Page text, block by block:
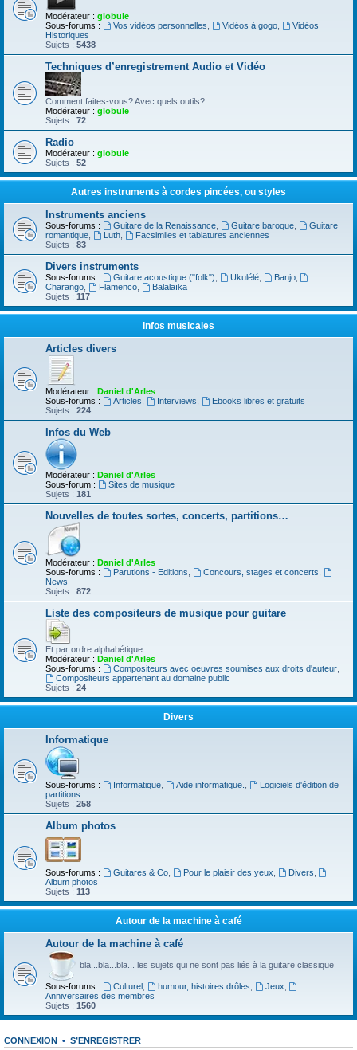
Modérateur : globule
Sous-forums :
Vos vidéos personnelles Vidéos à gogo,
Vidéos
Historiques
Sujets : 5438
Techniques d’enregistrement Audio et Vidéo
Comment faites-vous? Avec quels outils?
Modérateur : globule
Sujets : 72
Radio
Modérateur : globule
Sujets : 52
Autres instruments à cordes pincées, ou styles
Instruments anciens
Sous-forums : Guitare de la Renaissance, Guitare baroque,
Guitare
romantique
Luth,
Facsimiles et tablatures anciennes
Sujets : 83
Divers instruments
Sous-forums : Guitare acoustique ("folk") Ukulélé, Banjo,
Charango
Flamenco,
Balalaïka
Sujets : 117
Infos musicales
Articles divers
Modérateur : Daniel d'Arles
Sous-forums :
Articles Interviews
Ebooks libres et gratuits
Sujets : 224
Infos du Web
Modérateur : Daniel d'Arles
Sous-forum :
Sites de musique
Sujets : 181
Nouvelles de toutes sortes, concerts, partitions…
Modérateur : Daniel d'Arles
Sous-forums :
Parutions - Editions Concours, stages et concerts
News
Sujets : 872
Liste des compositeurs de musique pour guitare
Et par ordre alphabétique
Modérateur : Daniel d'Arles
Sous-forums :
Compositeurs avec oeuvres soumises aux droits d'auteur,
Compositeurs appartenant au domaine public
Sujets : 24
Divers
Informatique
Sous-forums : Informatique, Aide informatique.
Logiciels d'édition de
partitions
Sujets : 258
Album photos
Sous-forums : Guitares & Co, Pour le plaisir des yeux Divers
Album photos
Sujets : 113
Autour de la machine à café
Autour de la machine à café
bla...bla...bla... les sujets qui ne sont pas liés à la guitare classique
Sous-forums : Culturel, humour, histoires drôles Jeux
Anniversaires des membres
Sujets : 1560
CONNEXION • S’ENREGISTRER